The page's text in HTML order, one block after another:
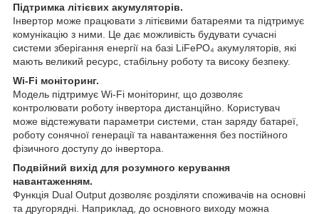
Підтримка літієвих акумуляторів.
Інвертор може працювати з літієвими батареями та підтримує
комунікацію з ними. Це дає можливість будувати сучасні
системи зберігання енергії на базі LiFePO₄ акумуляторів, які
мають великий ресурс, стабільну роботу та високу безпеку.
Wi-Fi моніторинг.
Модель підтримує Wi-Fi моніторинг, що дозволяє
контролювати роботу інвертора дистанційно. Користувач
може відстежувати параметри системи, стан заряду батареї,
роботу сонячної генерації та навантаження без постійного
фізичного доступу до інвертора.
Подвійний вихід для розумного керування
навантаженням.
Функція Dual Output дозволяє розділяти споживачів на основні
та другорядні. Наприклад, до основного виходу можна